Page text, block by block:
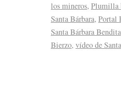
los mineros, Plumilla
Santa Bárbara, Portal
Santa Bárbara Bendita
Bierzo, vídeo de